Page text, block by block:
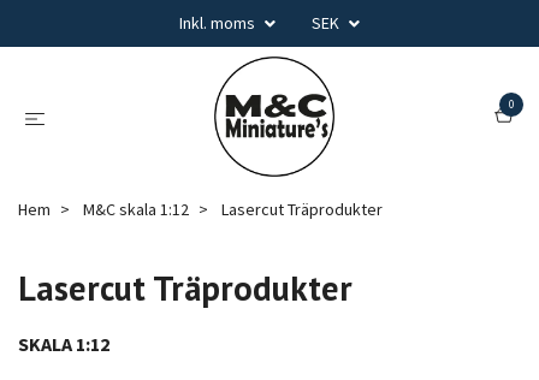
Inkl. moms SEK
0
Hem M&C skala 1:12 Lasercut Träprodukter
Lasercut Träprodukter
SKALA 1:12